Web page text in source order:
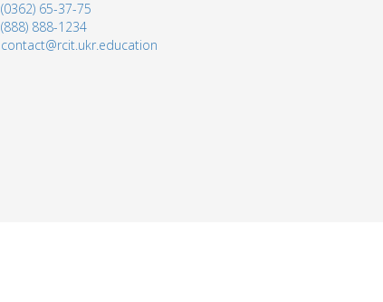
(0362) 65-37-75
(888) 888-1234
contact@rcit.ukr.education